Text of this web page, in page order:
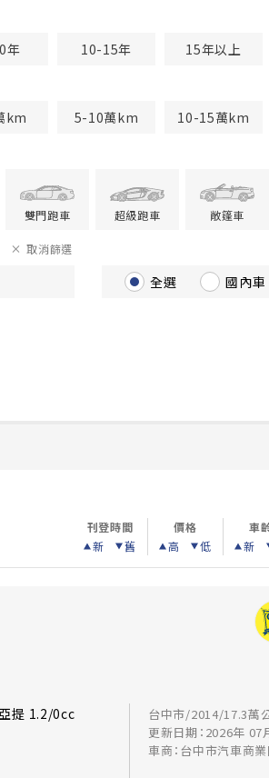
年 10-15年 15年以上
km 5-10萬km 10-15萬km
雙門跑車 超級跑車 敞篷車
取消篩選
全選 國內車
刊登時間
新
舊
價格
高
低
車
新
提 1.2/0cc
台中市/2014/17.3萬
更新日期：2026年 07
車商：台中市汽車商